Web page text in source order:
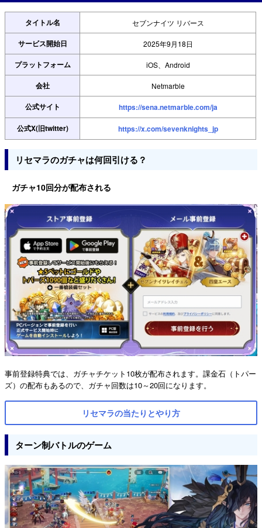
タイトル名 セブンナイツ リバース
サービス開始日 2025年9月18日
プラットフォーム iOS、Android
会社 Netmarble
公式サイト
https://sena.netmarble.com/ja
公式X(旧twitter)
https://x.com/sevenknights_jp
リセマラのガチャは何回引ける？
ガチャ10回分が配布される
事前登録特典では、ガチャチケット10枚が配布されます。課金石（トパー
ズ）の配布もあるので、ガチャ回数は10～20回になります。
リセマラの当たりとやり方
ターン制バトルのゲーム